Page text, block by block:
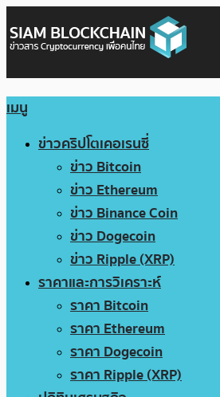
เมนู
ข่าวคริปโตเคอเรนซี่
ข่าว Bitcoin
ข่าว Ethereum
ข่าว Binance Coin
ข่าว Dogecoin
ข่าว Ripple (XRP)
ราคาและการวิเคราะห์
ราคา Bitcoin
ราคา Ethereum
ราคา Dogecoin
ราคา Ripple (XRP)